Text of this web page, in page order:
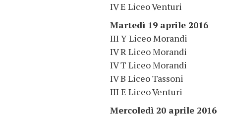
IV E Liceo Venturi
Martedì 19 aprile 2016
III Y Liceo Morandi
IV R Liceo Morandi
IV T Liceo Morandi
IV B Liceo Tassoni
III E Liceo Venturi
Mercoledì 20 aprile 2016